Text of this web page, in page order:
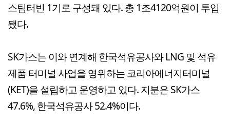
스팀터빈 1기로 구성돼 있다. 총 1조4120억원이 투입
됐다.
SK가스는 이와 연계해 한국석유공사와 LNG 및 석유
제품 터미널 사업을 영위하는 코리아에너지터미널
(KET)을 설립하고 운영하고 있다. 지분은 SK가스
47.6%, 한국석유공사 52.4%이다.